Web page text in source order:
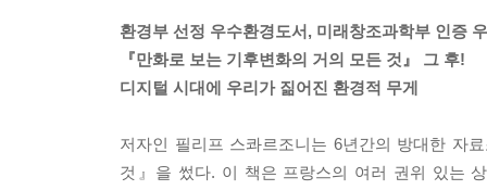
데이터 센터는 엄청나게 많은 에너지를 소비한다
00가구가 소비하는 전력량과 같다. 미국 전역에
--- p.160
환경부 선정 우수환경도서, 미래창조과학부 인증
『만화로 보는 기후변화의 거의 모든 것』 그 후!
디지털 시대에 우리가 짊어진 환경적 무게
저자인 필리프 스콰르조니는 6년간의 방대한 자
것』을 썼다. 이 책은 프랑스의 여러 권위 있는